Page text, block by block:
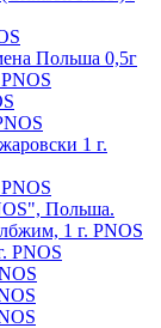
Польша 0,5г
1 г.
Польша.
1 г. PNOS
PNOS